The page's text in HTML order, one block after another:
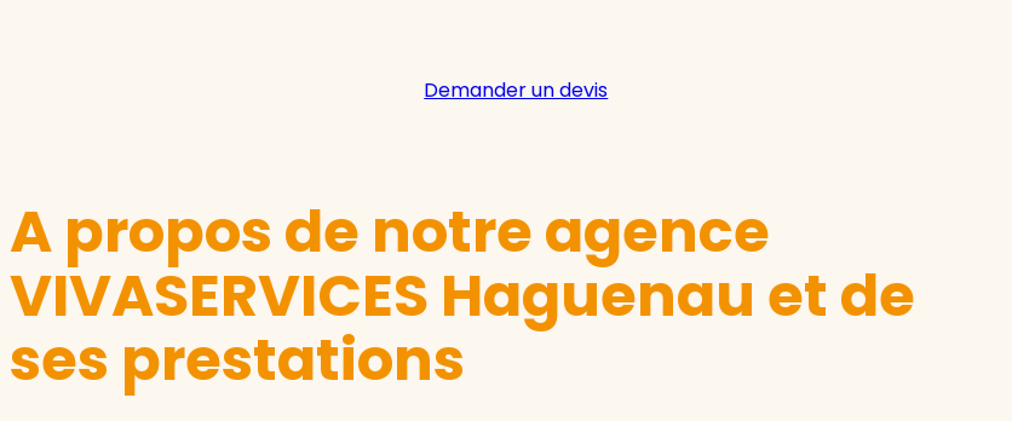
Demander un devis
A propos de notre agence
VIVASERVICES Haguenau et de
ses prestations